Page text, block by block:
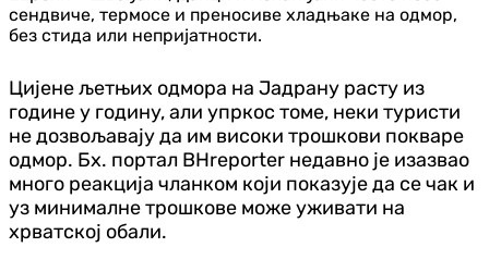
сендвиче, термосе и преносиве хладњаке на одмор,
без стида или непријатности.
Цијене љетњих одмора на Јадрану расту из
године у годину, али упркос томе, неки туристи
не дозвољавају да им високи трошкови покваре
одмор. Бх. портал BHreporter недавно је изазвао
много реакција чланком који показује да се чак и
уз минималне трошкове може уживати на
хрватској обали.